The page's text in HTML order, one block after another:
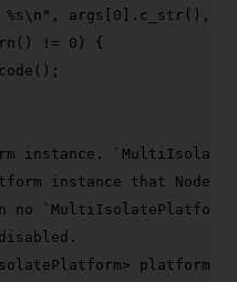
%s\n" , args[ 0 ]. c_str (),
() != 0 ) {
();
instance.
instance that Node.js
no
platform =